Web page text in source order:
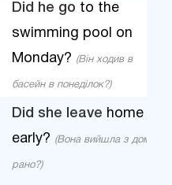
Did he go to the
swimming pool on
Monday? (Він ходив в
басейн в понеділок?)
Did she leave home
early? (Вона вийшла з дому
рано?)